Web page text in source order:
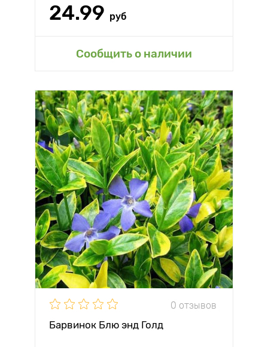
24.99 руб
Сообщить о наличии
0 отзывов
Барвинок Блю энд Голд